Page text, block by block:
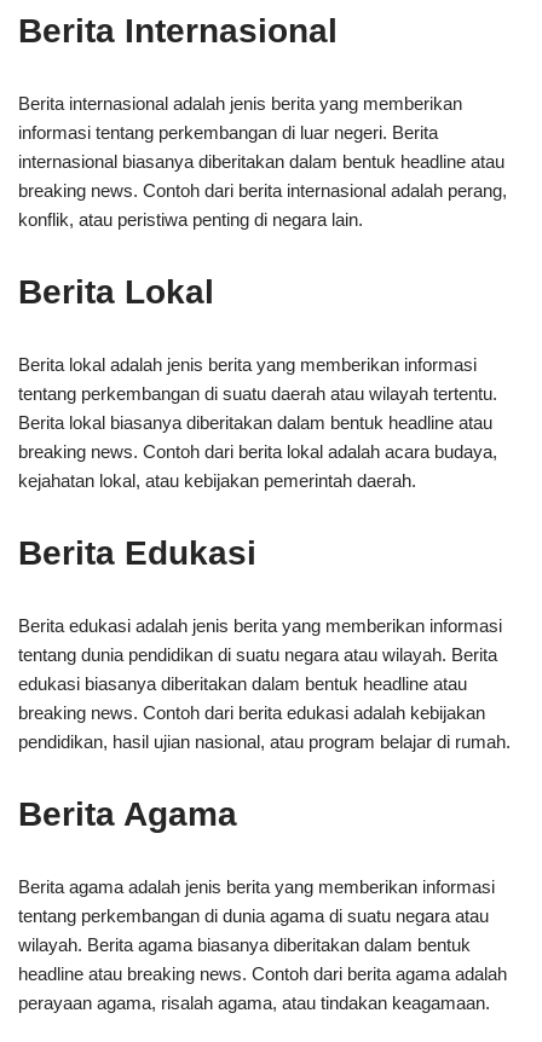
Berita Internasional
Berita internasional adalah jenis berita yang memberikan
informasi tentang perkembangan di luar negeri. Berita
internasional biasanya diberitakan dalam bentuk headline atau
breaking news. Contoh dari berita internasional adalah perang,
konflik, atau peristiwa penting di negara lain.
Berita Lokal
Berita lokal adalah jenis berita yang memberikan informasi
tentang perkembangan di suatu daerah atau wilayah tertentu.
Berita lokal biasanya diberitakan dalam bentuk headline atau
breaking news. Contoh dari berita lokal adalah acara budaya,
kejahatan lokal, atau kebijakan pemerintah daerah.
Berita Edukasi
Berita edukasi adalah jenis berita yang memberikan informasi
tentang dunia pendidikan di suatu negara atau wilayah. Berita
edukasi biasanya diberitakan dalam bentuk headline atau
breaking news. Contoh dari berita edukasi adalah kebijakan
pendidikan, hasil ujian nasional, atau program belajar di rumah.
Berita Agama
Berita agama adalah jenis berita yang memberikan informasi
tentang perkembangan di dunia agama di suatu negara atau
wilayah. Berita agama biasanya diberitakan dalam bentuk
headline atau breaking news. Contoh dari berita agama adalah
perayaan agama, risalah agama, atau tindakan keagamaan.